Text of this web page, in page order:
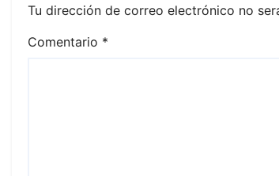
Tu dirección de correo electrónico no
Comentario *